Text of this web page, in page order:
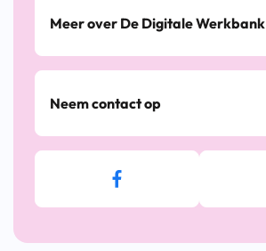
Meer over De Digitale Werkbank
Neem contact op